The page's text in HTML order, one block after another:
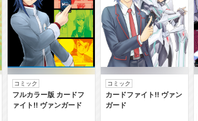
コミック
フルカラー版 カードフ
ァイト‼ ヴァンガード
コミック
カードファイト‼ ヴァン
ガード